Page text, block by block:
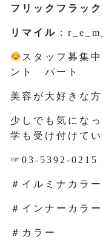
フリックフラック
リマイル ：
スタッフ募集中
ント パート
美容が大好きな
少しでも気にな
学も受け付けてい
☞03-5392-
＃イルミナカラ
＃インナーカラ
＃カラー